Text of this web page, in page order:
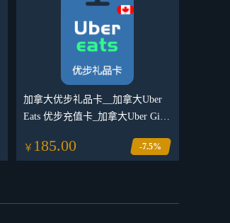
加拿大优步礼品卡__加拿大Uber
Eats 优步充值卡_加拿大Uber Gift
￥ 185.00 -7.5%